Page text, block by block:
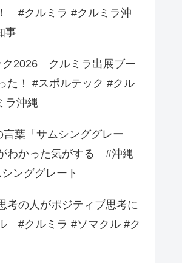
#クルミラ #クルミラ沖
事
ク2026 クルミラ出展ブー
た！ #スポルテック #クル
ラ沖縄
言葉「サムシンググレー
わかった気がする #沖縄
ンググレート
考の人がポジティブ思考に
#クルミラ #ソマクル #ク